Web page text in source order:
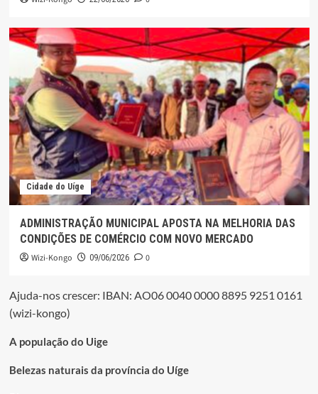
Cidade do Uíge
ADMINISTRAÇÃO MUNICIPAL APOSTA NA MELHORIA DAS
CONDIÇÕES DE COMÉRCIO COM NOVO MERCADO
Wizi-Kongo 09/06/2026 0
Ajuda-nos crescer: IBAN: AO06 0040 0000 8895 9251 0161
(wizi-kongo)
A população do Uige
Belezas naturais da província do Uíge